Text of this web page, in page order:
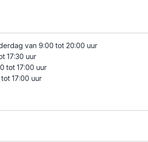
van 9:00 tot 20:00 uur
17:30 uur
tot 17:00 uur
17:00 uur